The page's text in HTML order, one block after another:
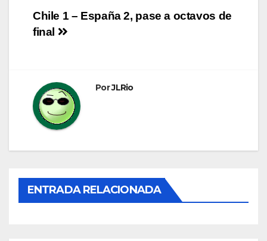
Navegación
Chile 1 – España 2, pase a octavos de
final
PorJLRio
ENTRADA RELACIONADA